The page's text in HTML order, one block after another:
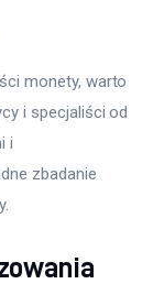
monety, warto
i specjaliści od
i
zbadanie